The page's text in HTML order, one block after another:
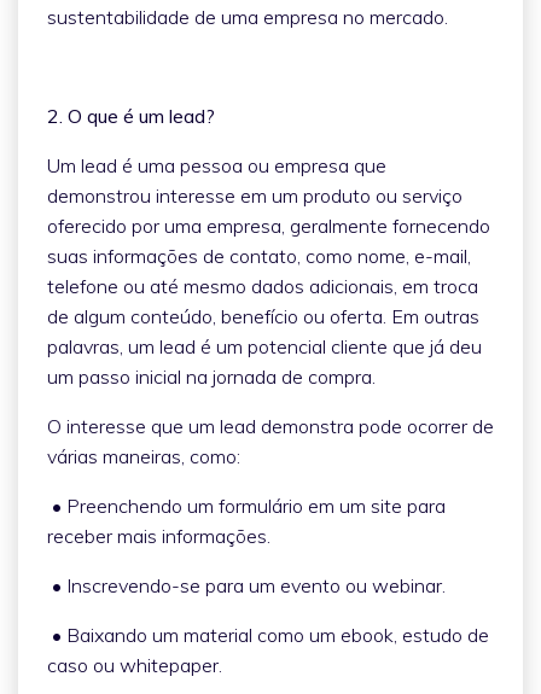
sustentabilidade de uma empresa no mercado.
2. O que é um lead?
Um lead é uma pessoa ou empresa que
demonstrou interesse em um produto ou serviço
oferecido por uma empresa, geralmente fornecendo
suas informações de contato, como nome, e-mail,
telefone ou até mesmo dados adicionais, em troca
de algum conteúdo, benefício ou oferta. Em outras
palavras, um lead é um potencial cliente que já deu
um passo inicial na jornada de compra.
O interesse que um lead demonstra pode ocorrer de
várias maneiras, como:
• Preenchendo um formulário em um site para
receber mais informações.
• Inscrevendo-se para um evento ou webinar.
• Baixando um material como um ebook, estudo de
caso ou whitepaper.